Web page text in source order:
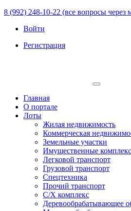
8 (992) 248-10-22 (все вопросы через
Войти
Регистрация
Главная
О портале
Лоты
Жилая недвижимость
Коммерческая
Земельные участки
Имущественные
Легковой транспорт
Грузовой транспорт
Спецтехника
Прочий транспорт
С/Х комплекс
Деревообрабатывающее